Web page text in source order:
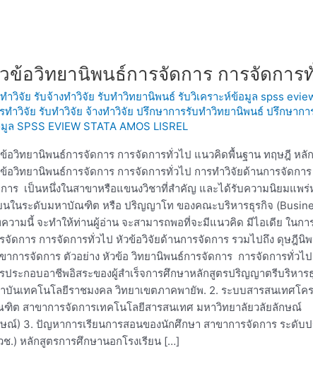
ข้อวิทยานิพนธ์การจัดการ การจัดการ
ำวิจัย รับจ้างทำวิจัย รับทำวิทยานิพนธ์ รับวิเคราะห์ข้อมูล spss
ทำวิจัย รับทำวิจัย จ้างทำวิจัย ปรึกษาการรับทำวิทยานิพนธ์ ปรึกษาก
ล SPSS EVIEW STATA AMOS LISREL
อวิทยานิพนธ์การจัดการ การจัดการทั่วไป แนวคิดพื้นฐาน ทฤษฎี หลั
อวิทยานิพนธ์การจัดการ การจัดการทั่วไป การทำวิจัยด้านการจัดก
าร เป็นหนึ่งในสาขาหรือแขนงวิชาที่สำคัญ และได้รับความนิยมแพ
นในระดับมหาบัณฑิต หรือ ปริญญาโท ของคณะบริหารธุรกิจ
วามนี้ จะทำให้ท่านผู้อ่าน จะสามารถพอที่จะมีแนวคิด มีไอเดีย ในก
จัดการ การจัดการทั่วไป หัวข้อวิจัยด้านการจัดการ รวมไปถึง ดุษฎีนิ
าการจัดการ ตัวอย่าง หัวข้อ วิทยานิพนธ์การจัดการ การจัดการทั่วไป
ประกอบอาชีพอิสระของผู้สำเร็จการศึกษาหลักสูตรปริญญาตรีบริหาร
บันเทคโนโลยีราชมงคล วิทยาเขตภาคพายัพ. 2. ระบบสารสนเทศโค
ต สาขาการจัดการเทคโนโลยีสารสนเทศ มหาวิทยาลัยวลัยลัก
ณ์) 3. ปัญหาการเรียนการสอนของนักศึกษา สาขาการจัดการ ระดับ
ช.) หลักสูตรการศึกษานอกโรงเรียน […]
อ
าร
าร
ป